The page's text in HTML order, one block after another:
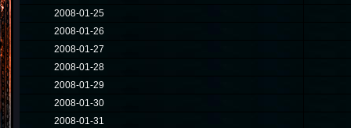
2008-01-25
2008-01-26
2008-01-27
2008-01-28
2008-01-29
2008-01-30
2008-01-31